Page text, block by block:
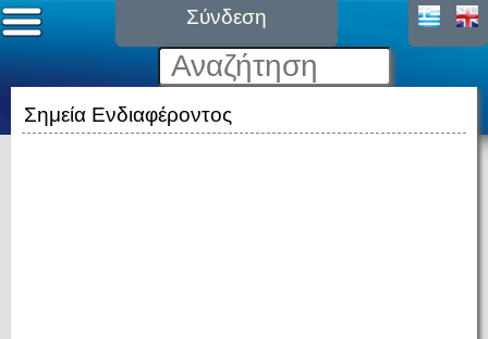
Σύνδεση
Σημεία Ενδιαφέροντος